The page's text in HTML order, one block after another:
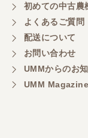
初めての中古農
よくあるご質問
配送について
お問い合わせ
UMMからのお
UMM Magazine